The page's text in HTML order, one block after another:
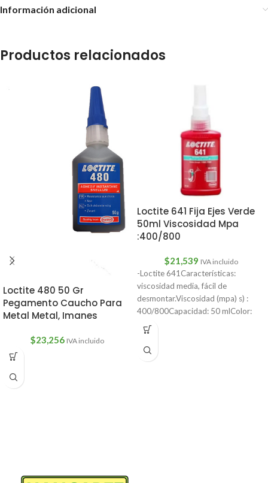
Información adicional
Productos relacionados
Loctite 480 50 Gr
Pegamento Caucho Para
Metal Metal, Imanes
$23,256 IVA incluido
Loctite 641 Fija Ejes Verde
50ml Viscosidad Mpa
:400/800
$21,539 IVA incluido
-Loctite 641Características:
viscosidad media, fácil de
desmontar.Viscosidad (mpa) s) :
400/800Capacidad: 50 mlColor:
amarilloFuerza de corte
psi:940Espacio máximo de llenado